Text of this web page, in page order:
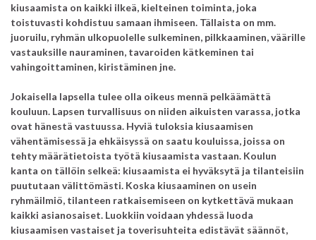
kiusaamista on kaikki ilkeä, kielteinen toiminta, joka
toistuvasti kohdistuu samaan ihmiseen. Tällaista on mm.
juoruilu, ryhmän ulkopuolelle sulkeminen, pilkkaaminen, väärille
vastauksille nauraminen, tavaroiden kätkeminen tai
vahingoittaminen, kiristäminen jne.
Jokaisella lapsella tulee olla oikeus mennä pelkäämättä
kouluun. Lapsen turvallisuus on niiden aikuisten varassa, jotka
ovat hänestä vastuussa. Hyviä tuloksia kiusaamisen
vähentämisessä ja ehkäisyssä on saatu kouluissa, joissa on
tehty määrätietoista työtä kiusaamista vastaan. Koulun
kanta on tällöin selkeä: kiusaamista ei hyväksytä ja tilanteisiin
puututaan välittömästi. Koska kiusaaminen on usein
ryhmäilmiö, tilanteen ratkaisemiseen on kytkettävä mukaan
kaikki asianosaiset. Luokkiin voidaan yhdessä luoda
kiusaamisen vastaiset ja toverisuhteita edistävät säännöt,